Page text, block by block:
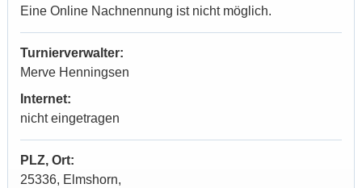
Eine Online Nachnennung ist nicht möglich.
Turnierverwalter:
Merve Henningsen
Internet:
nicht eingetragen
PLZ, Ort:
25336, Elmshorn,